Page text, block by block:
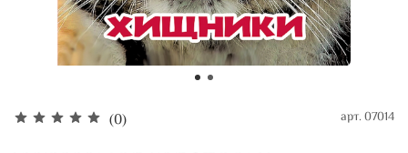
(0) арт.07014